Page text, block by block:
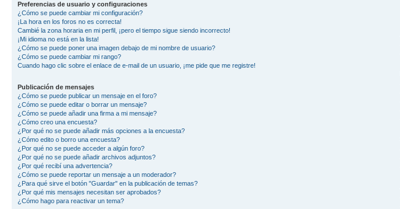
Preferencias de usuario y configuraciones
¿Cómo se puede cambiar mi configuración?
¡La hora en los foros no es correcta!
Cambié la zona horaria en mi perfil, ¡pero el tiempo sigue siendo incorrecto!
¡Mi idioma no está en la lista!
¿Cómo se puede poner una imagen debajo de mi nombre de usuario?
¿Cómo se puede cambiar mi rango?
Cuando hago clic sobre el enlace de e-mail de un usuario, ¡me pide que me registre!
Publicación de mensajes
¿Cómo se puede publicar un mensaje en el foro?
¿Cómo se puede editar o borrar un mensaje?
¿Cómo se puede añadir una firma a mi mensaje?
¿Cómo creo una encuesta?
¿Por qué no se puede añadir más opciones a la encuesta?
¿Cómo edito o borro una encuesta?
¿Por qué no se puede acceder a algún foro?
¿Por qué no se puede añadir archivos adjuntos?
¿Por qué recibí una advertencia?
¿Cómo se puede reportar un mensaje a un moderador?
¿Para qué sirve el botón "Guardar" en la publicación de temas?
¿Por qué mis mensajes necesitan ser aprobados?
¿Cómo hago para reactivar un tema?